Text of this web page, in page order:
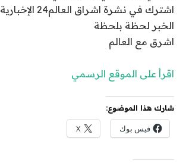
اشترك في نشرة اشراق العالم24 الإخبارية
الخبر لحظة بلحظة
اشرق مع العالم
اقرأ على الموقع الرسمي
شارك هذا الموضوع:
فيس بوك X